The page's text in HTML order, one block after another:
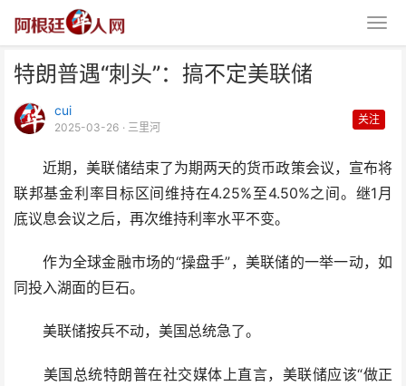
特朗普遇“刺头”：搞不定美联储
cui
2025-03-26 · 三里河
关注
近期，美联储结束了为期两天的货币政策会议，宣布将
联邦基金利率目标区间维持在4.25%至4.50%之间。继1月
底议息会议之后，再次维持利率水平不变。
作为全球金融市场的“操盘手”，美联储的一举一动，如
同投入湖面的巨石。
美联储按兵不动，美国总统急了。
美国总统特朗普在社交媒体上直言，美联储应该“做正
特朗普遇“刺头”：搞不定美联储